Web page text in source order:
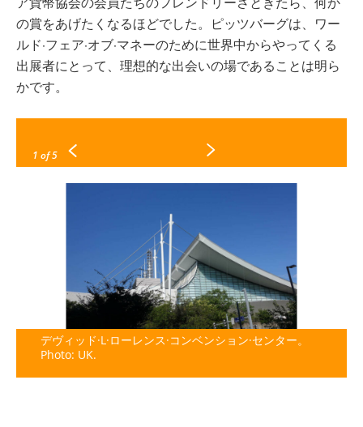
の賞をあげたくなるほどでした。ピッツバーグは、ワー
ルド·フェア·オブ·マネーのために世界中からやってくる
出展者にとって、理想的な出会いの場であることは明ら
かです。
1 of 5
デヴィッド·L·ローレンス·コンベンション·センター。
Photo: UK.